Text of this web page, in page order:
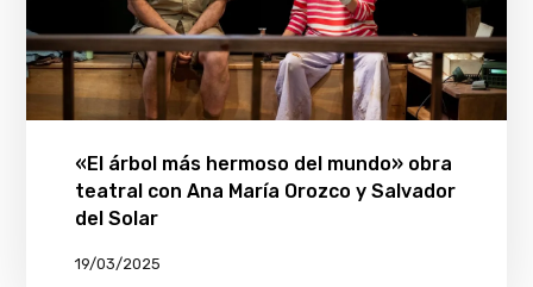
«El árbol más hermoso del mundo» obra
teatral con Ana María Orozco y Salvador
del Solar
19/03/2025